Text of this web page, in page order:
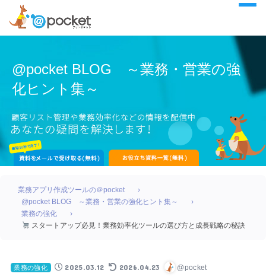
@pocket BLOG ～業務・営業の強
化ヒント集～
業務アプリ作成ツールの＠pocket
@pocket BLOG ～業務・営業の強化ヒント集～
業務の強化
スタートアップ必見！業務効率化ツールの選び方と成長戦略の秘訣
業務の強化 2025.03.12 2026.04.23 @pocket